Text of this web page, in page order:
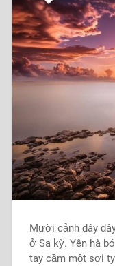
Mười cảnh đây
ở Sa kỳ. Yên hà
tay cầm một sợi